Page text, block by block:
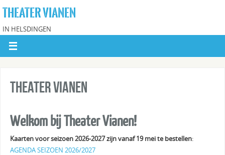
THEATER VIANEN
IN HELSDINGEN
Theater Vianen
Welkom bij Theater Vianen!
Kaarten voor seizoen 2026-2027zijn vanaf 19 meite bestellen:
AGENDA SEIZOEN 2026/2027